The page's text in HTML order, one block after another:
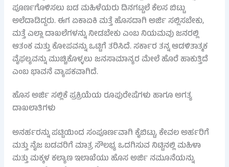
ಪೂರ್ಣಗೊಳಿಸಲು ಬಡ ಮಹಿಳೆಯರು ದಿನಗಟ್ಟಲೆ ಕೆಲಸ ಬಿಟ್ಟು
ಅಲೆದಾಡಿದ್ದರು. ಈಗ ಏಕಾಏಕಿ ಮತ್ತೆ ಹೊಸದಾಗಿ ಅರ್ಜಿ ಸಲ್ಲಿಸಬೇಕು,
ಮತ್ತೆ ಎಲ್ಲಾ ದಾಖಲೆಗಳನ್ನು ನೀಡಬೇಕು ಎಂಬ ನಿಯಮವು ಜನರಲ್ಲಿ
ಆತಂಕ ಮತ್ತು ಕೋಪವನ್ನು ಒಟ್ಟಿಗೆ ತರಿಸಿದೆ. ಸರ್ಕಾರ ತನ್ನ ಆಡಳಿತಾತ್ಮಕ
ವೈಫಲ್ಯವನ್ನು ಮುಚ್ಚಿಕೊಳ್ಳಲು ಜನಸಾಮಾನ್ಯರ ಮೇಲೆ ಹೊರೆ ಹಾಕುತ್ತಿದೆ
ಎಂಬ ಭಾವನೆ ವ್ಯಾಪಕವಾಗಿದೆ.
ಹೊಸ ಅರ್ಜಿ ಸಲ್ಲಿಕೆ ಪ್ರಕ್ರಿಯೆಯ ರೂಪುರೇಷೆಗಳು ಹಾಗೂ ಅಗತ್ಯ
ದಾಖಲಾತಿಗಳು
ಅನರ್ಹರನ್ನು ಪಟ್ಟಿಯಿಂದ ಸಂಪೂರ್ಣವಾಗಿ ಕೈಬಿಟ್ಟು, ಕೇವಲ ಅರ್ಹರಿಗೆ
ಮತ್ತು ನೈಜ ಬಡವರಿಗೆ ಮಾತ್ರ ಸೌಲಭ್ಯ ಒದಗಿಸುವ ನಿಟ್ಟಿನಲ್ಲಿ ಮಹಿಳಾ
ಮತ್ತು ಮಕ್ಕಳ ಕಲ್ಯಾಣ ಇಲಾಖೆಯು ಹೊಸ ಅರ್ಜಿ ನಮೂನೆಯನ್ನು